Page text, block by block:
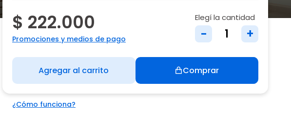
$ 222.000
Promociones y medios de pago
Elegí la cantidad
- +
Agregar al carrito Comprar
¿Cómo funciona?